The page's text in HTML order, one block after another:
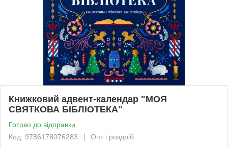
Книжковий адвент-календар "МОЯ
СВЯТКОВА БІБЛІОТЕКА"
Готово до відправки
Код: 9786178076283
Опт і роздріб